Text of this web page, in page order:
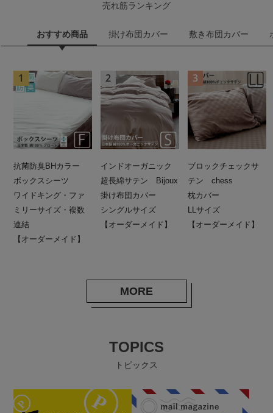
売れ筋ランキング
おすすめ商品 掛け布団カバー 敷き布団カバー
抗菌防臭BHカラー
ボックスシーツ
ワイドキング・ファ
ミリーサイズ・複数
連結
【オーダーメイド】
インドオーガニック
超長綿サテン Bijoux
掛け布団カバー
シングルサイズ
【オーダーメイド】
ブロックチェックサ
テン chess
枕カバー
LLサイズ
【オーダーメイド】
MORE
TOPICS
トピックス